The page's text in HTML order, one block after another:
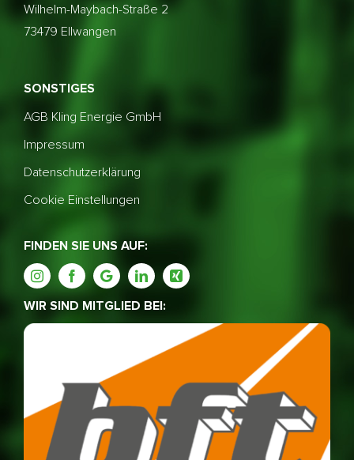
Wilhelm-Maybach-Straße 2
73479 Ellwangen
SONSTIGES
AGB Kling Energie GmbH
Impressum
Datenschutzerklärung
Cookie Einstellungen
FINDEN SIE UNS AUF:
WIR SIND MITGLIED BEI: